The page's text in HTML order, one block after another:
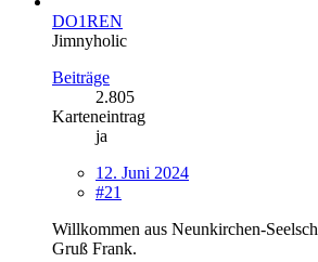
DO1REN
Jimnyholic
Beiträge
2.805
Karteneintrag
ja
12. Juni 2024
#21
Willkommen aus Neunkirchen-
Gruß Frank.